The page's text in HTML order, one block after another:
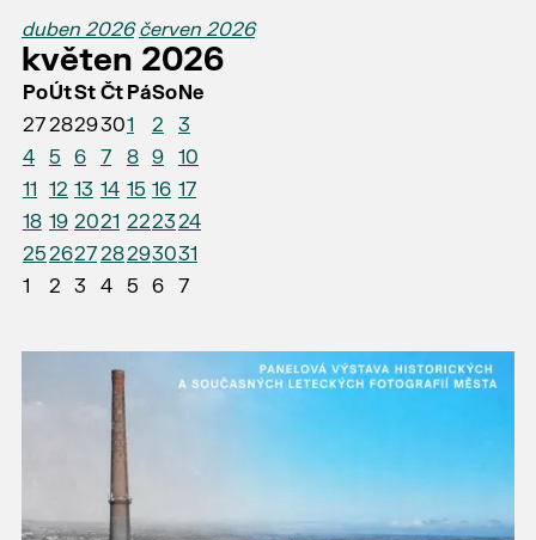
duben 2026 červen 2026
květen 2026
PoÚtSt Čt PáSoNe
272829301 2
3
4
5 6 7 8 9
10
11 12 13 14 15 16 17
18 19 2021 222324
25262728293031
1
2 3 4 5 6 7